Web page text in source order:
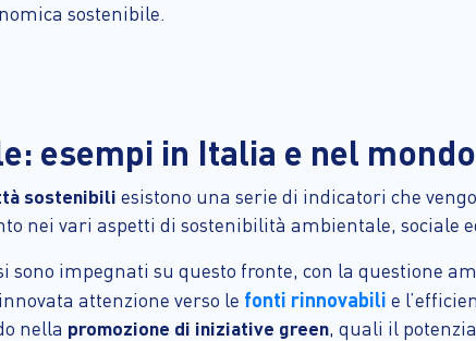
sostenibile.
esempi in Italia e nel mondo
sostenibili esistono una serie di indicatori che
nei vari aspetti di sostenibilità ambientale, sociale
impegnati su questo fronte, con la questione
attenzione verso le fonti rinnovabili e
nella promozione di iniziative green, quali il